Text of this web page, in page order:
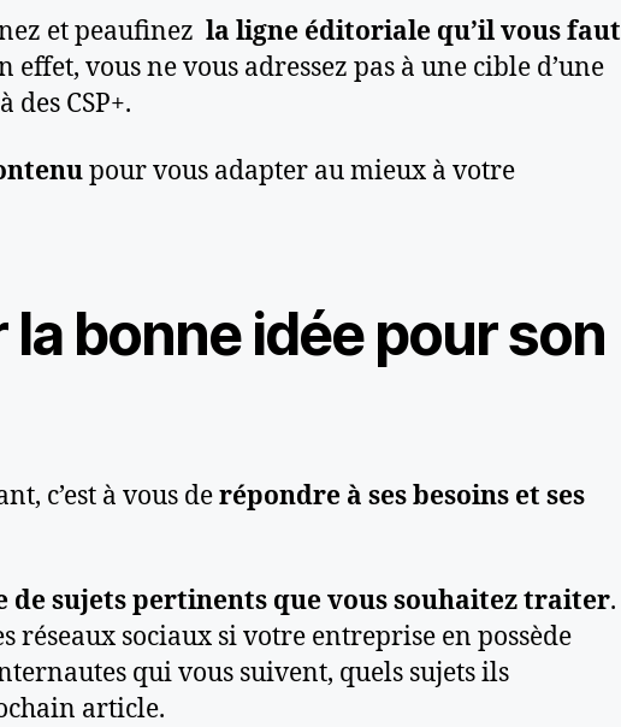
et peaufinez la ligne éditoriale qu’il vous faut
effet, vous ne vous adressez pas à une cible d’une
CSP+.
pour vous adapter au mieux à votre
bonne idée pour son
c’est à vous derépondre à ses besoins et ses
de sujets pertinents que vous souhaitez traiter.
réseaux sociaux si votre entreprise en possède
qui vous suivent, quels sujets ils
article.